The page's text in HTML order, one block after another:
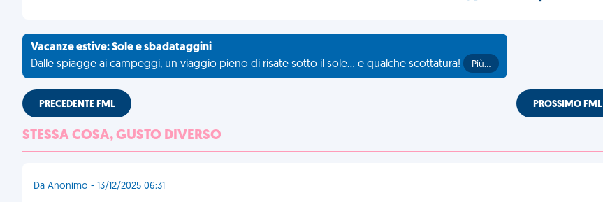
Vacanze estive: Sole e sbadataggini
Dalle spiagge ai campeggi, un viaggio pieno di risate sotto il sole... e qualche scottatura!
Più…
PRECEDENTE FML PROSSIMO FML
STESSA COSA, GUSTO DIVERSO
Da Anonimo - 13/12/2025 06:31